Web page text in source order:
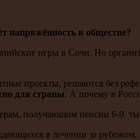
напряжённость в обществе?
игры в Сочи. Но
проекты, решаются без
для страны. А почему в
получающим пенсии 6-9
в лечении за